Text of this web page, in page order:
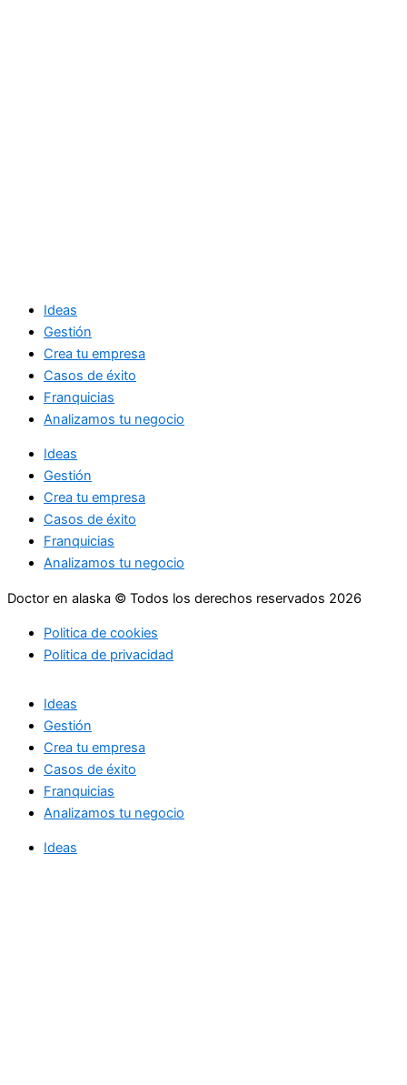
Ideas
Gestión
Crea tu empresa
Casos de éxito
Franquicias
Analizamos tu negocio
Ideas
Gestión
Crea tu empresa
Casos de éxito
Franquicias
Analizamos tu negocio
Doctor en alaska © Todos los derechos reservados 2026
Politica de cookies
Politica de privacidad
Ideas
Gestión
Crea tu empresa
Casos de éxito
Franquicias
Analizamos tu negocio
Ideas